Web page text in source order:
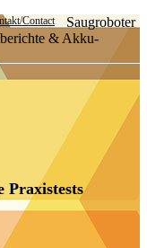
Contact
Saugroboter
& Akku-
Praxistests